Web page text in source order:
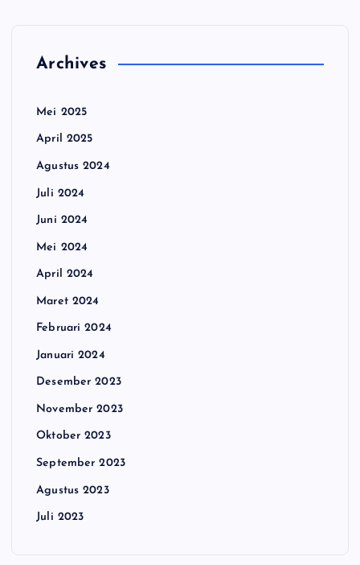
Archives
Mei 2025
April 2025
Agustus 2024
Juli 2024
Juni 2024
Mei 2024
April 2024
Maret 2024
Februari 2024
Januari 2024
Desember 2023
November 2023
Oktober 2023
September 2023
Agustus 2023
Juli 2023